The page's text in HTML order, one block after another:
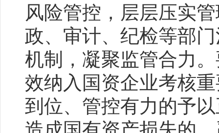
风险管控，层层压实
政、审计、纪检等部
机制，凝聚监管合力
效纳入国资企业考核
到位、管控有力的予